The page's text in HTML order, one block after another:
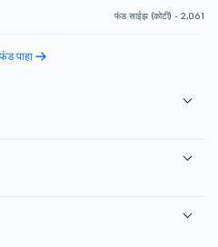
फंड साईझ (कोटी) - 2,061
पाहा